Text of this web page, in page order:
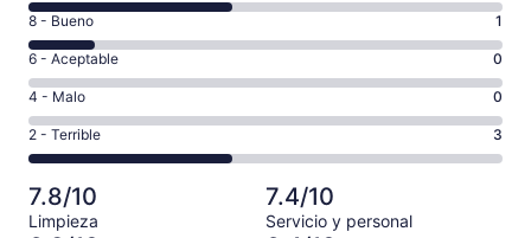
de
10,
es
decir,
Excelente.
Basada
en
de
7
Puntuación
de
8,
es
decir,
Bueno.
Basada
en
1
8 - Bueno 1
Puntuación
de
6,
es
decir,
Basada
en
6 - Aceptable 0
Puntuación
de
4,
es
decir,
Malo.
4 - Malo 0
Puntuación
de
2,
es
decir,
2 - Terrible 3
7.8/10
Limpieza
7.4/10
Servicio y personal